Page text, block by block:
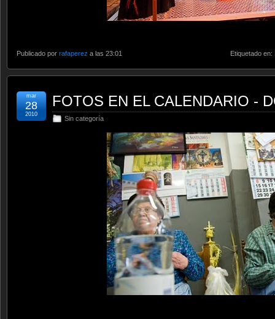
Publicado por rafaperez a las 23:01 Etiquetado en:
FOTOS EN EL CALENDARIO -
Sin categoría
mar
28
2010